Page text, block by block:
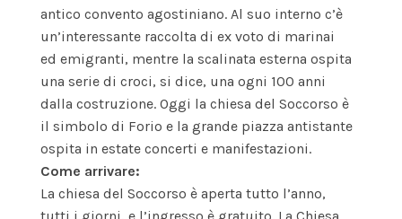
antico convento agostiniano. Al suo interno c’è
un’interessante raccolta di ex voto di marinai
ed emigranti, mentre la scalinata esterna ospita
una serie di croci, si dice, una ogni 100 anni
dalla costruzione. Oggi la chiesa del Soccorso è
il simbolo di Forio e la grande piazza antistante
ospita in estate concerti e manifestazioni.
Come arrivare:
La chiesa del Soccorso è aperta tutto l’anno,
tutti i giorni, e l’ingresso è gratuito. La Chiesa